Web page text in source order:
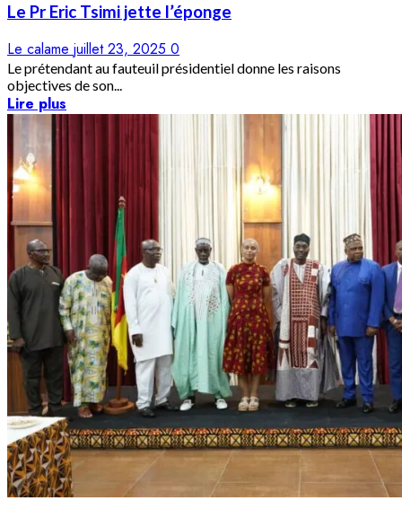
Le Pr Eric Tsimi jette l’éponge
Le calame juillet 23, 2025 0
Le prétendant au fauteuil présidentiel donne les raisons
objectives de son...
Lire plus